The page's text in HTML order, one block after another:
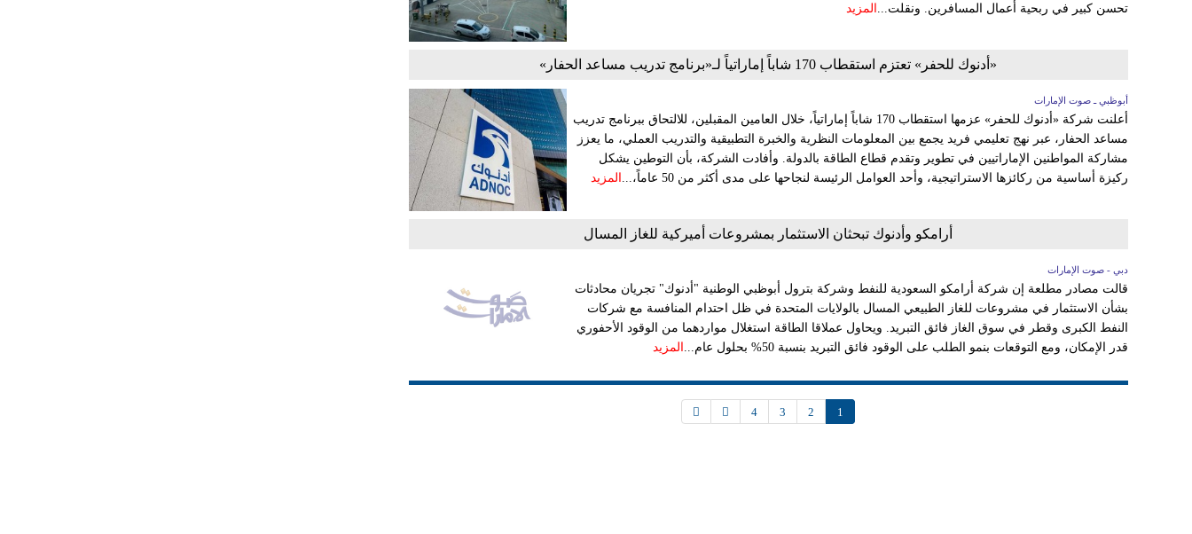
تحسن كبير في ربحية أعمال المسافرين. ونقلت... المزيد
«أدنوك للحفر» تعتزم استقطاب 170 شاباً إماراتياً لـ«برنامج تدريب مساعد الحفار»
أبوظبي ـ صوت الإمارات
أعلنت شركة «أدنوك للحفر» عزمها استقطاب 170 شاباً إماراتياً، خلال العامين المقبلين، للالتحاق ببرنامج تدريب
مساعد الحفار، عبر نهج تعليمي فريد يجمع بين المعلومات النظرية والخبرة التطبيقية والتدريب العملي، ما يعزز
مشاركة المواطنين الإماراتيين في تطوير وتقدم قطاع الطاقة بالدولة. وأفادت الشركة، بأن التوطين يشكل
ركيزة أساسية من ركائزها الاستراتيجية، وأحد العوامل الرئيسة لنجاحها على مدى أكثر من 50 عاماً،...
المزيد
أرامكو وأدنوك تبحثان الاستثمار بمشروعات أميركية للغاز المسال
دبي - صوت الإمارات
قالت مصادر مطلعة إن شركة أرامكو السعودية للنفط وشركة بترول أبوظبي الوطنية "أدنوك" تجريان محادثات
بشأن الاستثمار في مشروعات للغاز الطبيعي المسال بالولايات المتحدة في ظل احتدام المنافسة مع شركات
النفط الكبرى وقطر في سوق الغاز فائق التبريد. ويحاول عملاقا الطاقة استغلال مواردهما من الوقود الأحفوري
قدر الإمكان، ومع التوقعات بنمو الطلب على الوقود فائق التبريد بنسبة 50% بحلول عام...
المزيد
1
2
3
4